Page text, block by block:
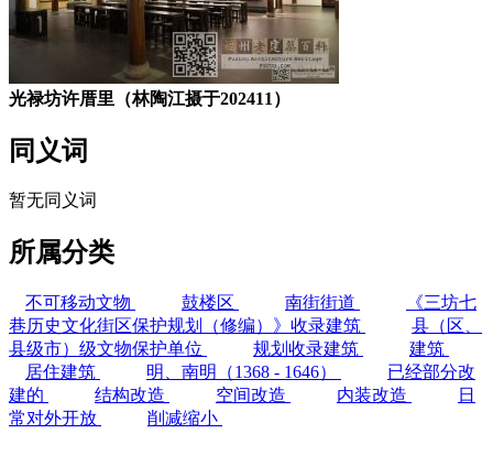
光禄坊许厝里（林陶江摄于202411）
同义词
暂无同义词
所属分类
不可移动文物 鼓楼区 南街街道
《三坊七
巷历史文化街区保护规划（修编）》收录建筑
县（区、
县级市）级文物保护单位
规划收录建筑
建筑
居住建筑
明、南明（1368 - 1646）
已经部分改
建的
结构改造 空间改造 内装改造
日
常对外开放
削减缩小